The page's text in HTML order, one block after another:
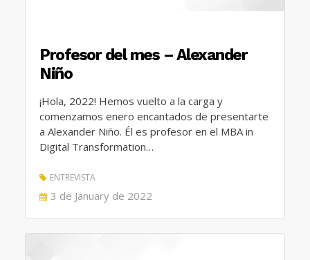
Profesor del mes – Alexander
Niño
¡Hola, 2022! Hemos vuelto a la carga y
comenzamos enero encantados de presentarte
a Alexander Niño. Él es profesor en el MBA in
Digital Transformation…
ENTREVISTA
POSTED
3 de January de 2022